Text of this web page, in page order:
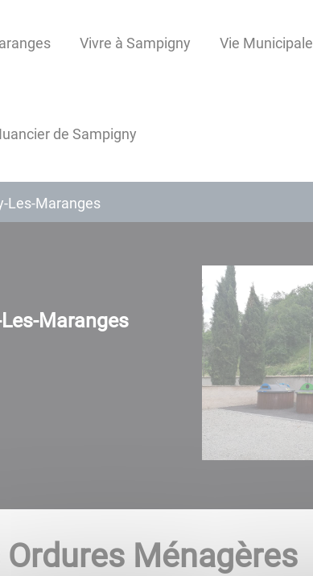
Vivre à Sampigny Vie Municipale
de Sampigny
Les-Maranges
Maranges
Ménagères